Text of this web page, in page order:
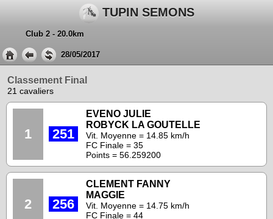
TUPIN SEMONS
Club 2 - 20.0km
28/05/2017
Classement Final
21 cavaliers
1 251
EVENO JULIE
ROBYCK LA GOUTELLE
Vit. Moyenne = 14.85 km/h
FC Finale = 35
Points = 56.259200
2 256
CLEMENT FANNY
MAGGIE
Vit. Moyenne = 14.75 km/h
FC Finale = 44